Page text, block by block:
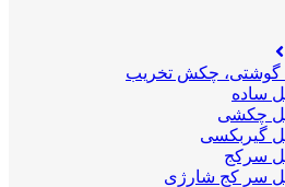
گوشتی، چکش تخریب
ساده
چکشی
گیربکسی
سرکج
سر کج شارژی